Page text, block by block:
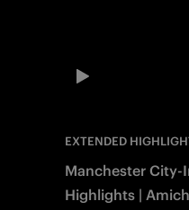
EXTENDED
Manchester City-
Highlights |